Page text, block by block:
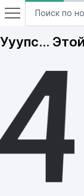
Ууупс…